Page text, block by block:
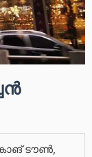
ടൗൺ,